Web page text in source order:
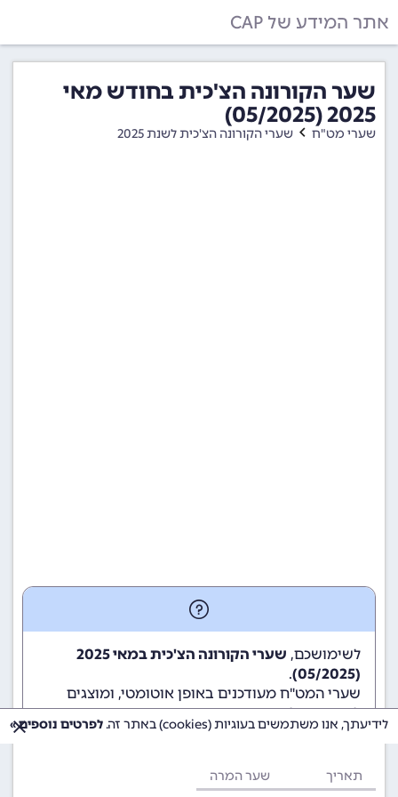
אתר המידע של CAP
שער הקורונה הצ'כית בחודש מאי
2025 (05/2025)
שערי מט"ח שערי הקורונה הצ'כית לשנת 2025
לשימושכם,
שערי הקורונה הצ'כית במאי 2025
(05/2025)
.
שערי המט"ח מעודכנים באופן אוטומטי, ומוצגים
לשימוש גולשי ומשתמשי האתר.
תאריך שער המרה
לידיעתך, אנו משתמשים בעוגיות (cookies) באתר זה. לפרטים נוספים »